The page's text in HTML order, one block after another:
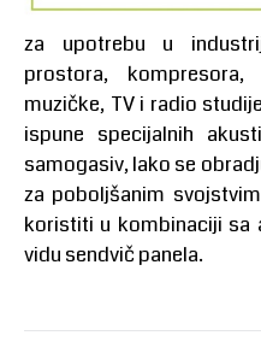
za upotrebu u
prostora,
muzičke, TV i radio
ispune specijalnih
samogasiv, lako se
za poboljšanim
koristiti u kombinaciji
vidu sendvič panela.